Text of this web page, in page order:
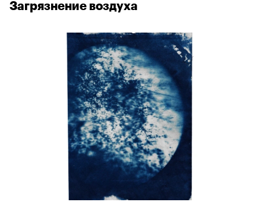
Загрязнение воздуха